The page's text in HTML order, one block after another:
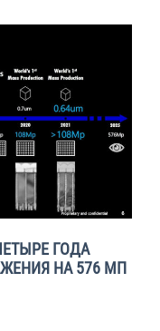
ГОДА
НА 576 МП